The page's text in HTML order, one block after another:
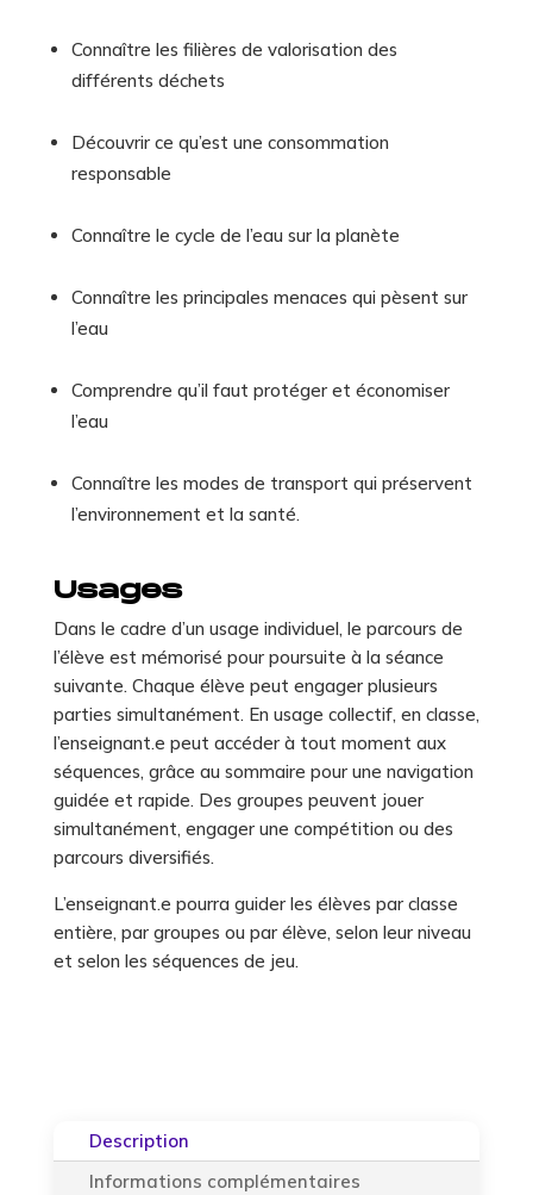
Connaître les filières de valorisation des
différents déchets
Découvrir ce qu’est une consommation
responsable
Connaître le cycle de l’eau sur la planète
Connaître les principales menaces qui pèsent sur
l’eau
Comprendre qu’il faut protéger et économiser
l’eau
Connaître les modes de transport qui préservent
l’environnement et la santé.
Usages
Dans le cadre d’un usage individuel, le parcours de
l’élève est mémorisé pour poursuite à la séance
suivante. Chaque élève peut engager plusieurs
parties simultanément. En usage collectif, en classe,
l’enseignant.e peut accéder à tout moment aux
séquences, grâce au sommaire pour une navigation
guidée et rapide. Des groupes peuvent jouer
simultanément, engager une compétition ou des
parcours diversifiés.
L’enseignant.e pourra guider les élèves par classe
entière, par groupes ou par élève, selon leur niveau
et selon les séquences de jeu.
Description
Informations complémentaires